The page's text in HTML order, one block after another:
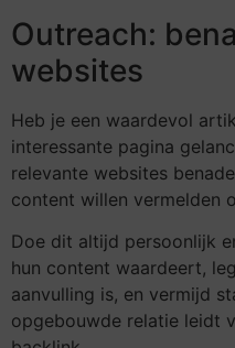
Outreach:
websites
Heb je een waardevol
interessante pagina
relevante websites
content willen vermelden
Doe dit altijd persoonlijk
hun content waardeert,
aanvulling is, en vermijd
opgebouwde relatie leidt